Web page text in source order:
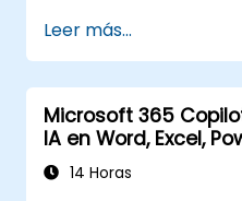
Leer más...
Microsoft 365
IA en Word, Excel,
Teams14 Horas